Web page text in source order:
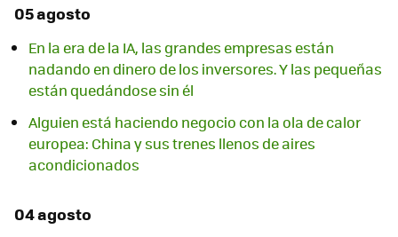
05 agosto
En la era de la IA, las grandes empresas están
nadando en dinero de los inversores. Y las pequeñas
están quedándose sin él
Alguien está haciendo negocio con la ola de calor
europea: China y sus trenes llenos de aires
acondicionados
04 agosto